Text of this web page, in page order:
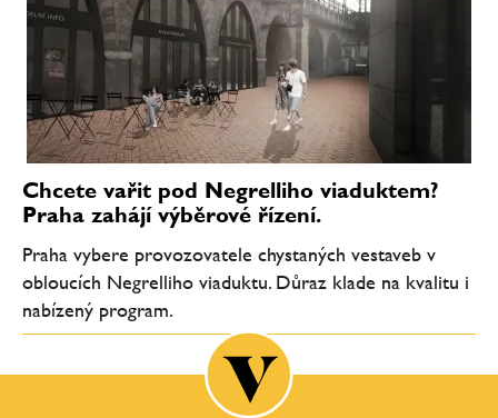
Chcete vařit pod Negrelliho viaduktem?
Praha zahájí výběrové řízení.
Praha vybere provozovatele chystaných vestaveb v
obloucích Negrelliho viaduktu. Důraz klade na kvalitu i
nabízený program.